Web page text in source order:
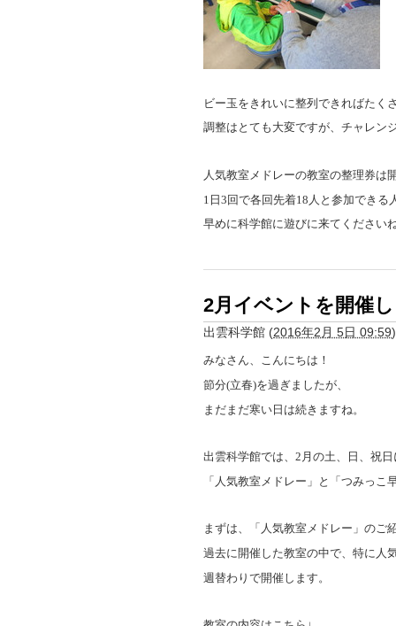
ビー玉をきれいに整列できればたく
調整はとても大変ですが、チャレン
人気教室メドレーの教室の整理券は
1 日3回で各回先着18 人と参加できる
早めに科学館に遊びに来てください
2月イベントを開催
出雲科学館 (2016年2月 5日 09:59)
みなさん、こんにちは！
節分(立春)を過ぎましたが、
まだまだ寒い日は続きますね。
出雲科学館では、 2 月の土、日、祝日
「人気教室メドレー」と「つみっこ
まずは、「人気教室メドレー」のご
過去に開催した教室の中で、特に人
週替わりで開催します。